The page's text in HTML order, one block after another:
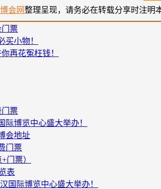
会网整理呈现，请务必在转载分享时注明
票
买小物！
再花冤枉钱！
门票
际博览中心盛大举办！
会地址
门票
门票）
表
国际博览中心盛大举办！